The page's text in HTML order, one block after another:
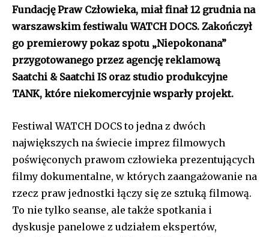
Fundację Praw Człowieka, miał finał 12 grudnia na
warszawskim festiwalu WATCH DOCS. Zakończył
go premierowy pokaz spotu „Niepokonana”
przygotowanego przez agencję reklamową
Saatchi & Saatchi IS oraz studio produkcyjne
TANK, które niekomercyjnie wsparły projekt.
Festiwal WATCH DOCS to jedna z dwóch
największych na świecie imprez filmowych
poświęconych prawom człowieka prezentujących
filmy dokumentalne, w których zaangażowanie na
rzecz praw jednostki łączy się ze sztuką filmową.
To nie tylko seanse, ale także spotkania i
dyskusje panelowe z udziałem ekspertów,